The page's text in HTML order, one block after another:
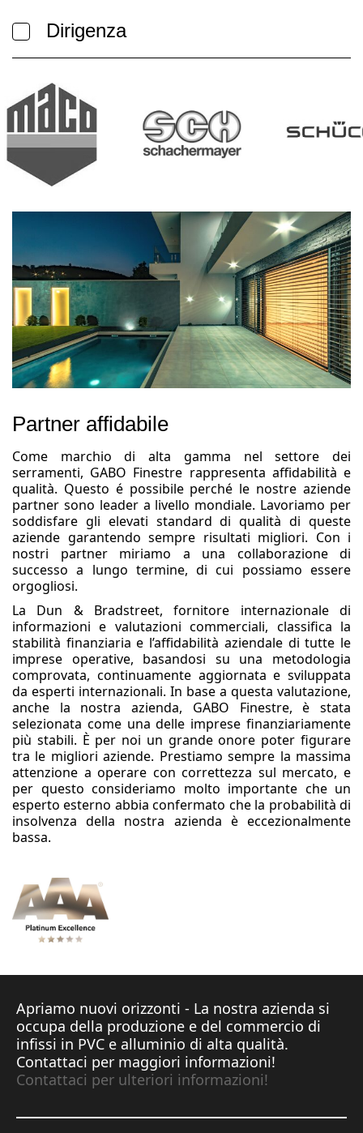
Dirigenza
Partner affidabile
Come marchio di alta gamma nel settore dei
serramenti, GABO Finestre rappresenta affidabilità e
qualità. Questo é possibile perché le nostre aziende
partner sono leader a livello mondiale. Lavoriamo per
soddisfare gli elevati standard di qualità di queste
aziende garantendo sempre risultati migliori. Con i
nostri partner miriamo a una collaborazione di
successo a lungo termine, di cui possiamo essere
orgogliosi.
La Dun & Bradstreet, fornitore internazionale di
informazioni e valutazioni commerciali, classifica la
stabilità finanziaria e l’affidabilità aziendale di tutte le
imprese operative, basandosi su una metodologia
comprovata, continuamente aggiornata e sviluppata
da esperti internazionali. In base a questa valutazione,
anche la nostra azienda, GABO Finestre, è stata
selezionata come una delle imprese finanziariamente
più stabili. È per noi un grande onore poter figurare
tra le migliori aziende. Prestiamo sempre la massima
attenzione a operare con correttezza sul mercato, e
per questo consideriamo molto importante che un
esperto esterno abbia confermato che la probabilità di
insolvenza della nostra azienda è eccezionalmente
bassa.
Apriamo nuovi orizzonti - La nostra azienda si
occupa della produzione e del commercio di
infissi in PVC e alluminio di alta qualità.
Contattaci per maggiori informazioni!
Contattaci per ulteriori informazioni!